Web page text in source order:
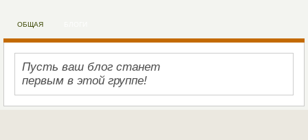
ОБЩАЯ
Пусть ваш блог станет
первым в этой группе!